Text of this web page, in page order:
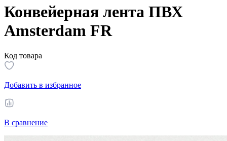
Конвейерная лента ПВХ
Amsterdam FR
Код товара
Добавить в избранное
В сравнение